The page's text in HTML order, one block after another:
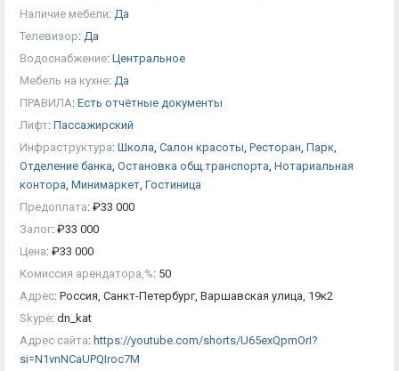
Наличие мебели: Да
Телевизор: Да
Водоснабжение: Центральное
Мебель на кухне: Да
ПРАВИЛА: Есть отчётные документы
Лифт: Пассажирский
Инфраструктура: Школа, Салон красоты, Ресторан, Парк,
Отделение банка, Остановка общ.транспорта, Нотариальная
контора, Минимаркет, Гостиница
Предоплата: ₽33 000
Залог: ₽33 000
Цена: ₽33 000
Комиссия арендатора,%: 50
Адрес: Россия, Санкт-Петербург, Варшавская улица, 19к2
Skype: dn_kat
Адрес сайта: https://youtube.com/shorts/U65exQpmOrI?
si=N1vnNCaUPQIroc7M